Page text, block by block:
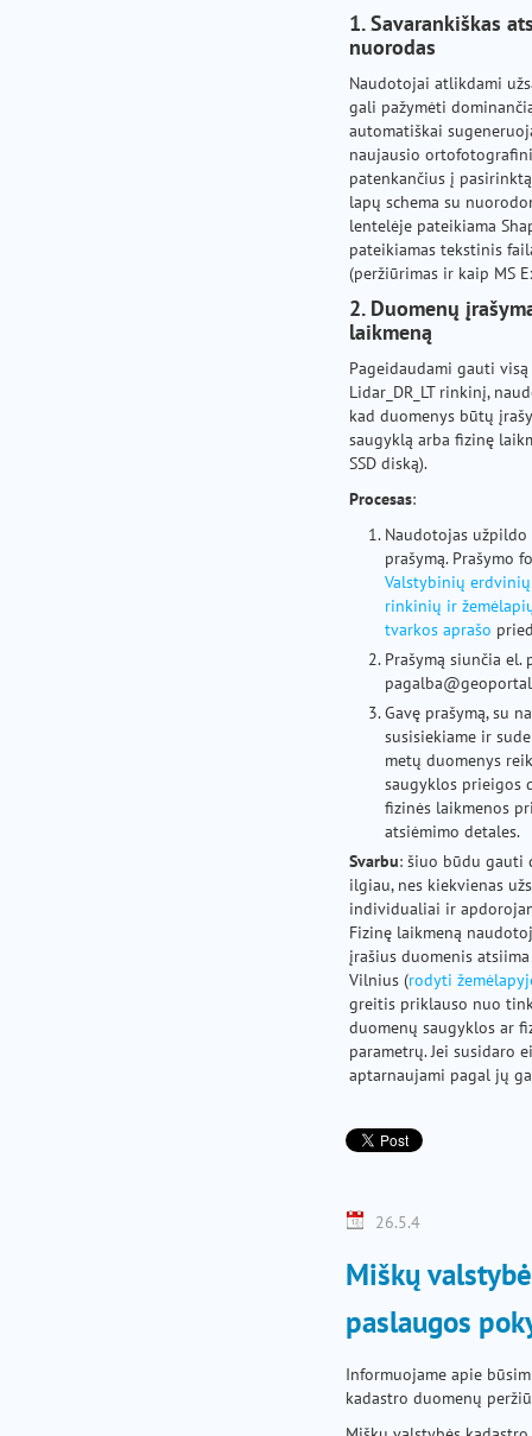
1. Savarankiškas
nuorodas
Naudotojai atlikdami
gali pažymėti
automatiškai
naujausio
patenkančius į
lapų schema su
lentelėje pateikiama
pateikiamas tekstinis
(peržiūrimas ir kaip MS
2. Duomenų
laikmeną
Pageidaudami gauti
Lidar_DR_LT rinkinį,
kad duomenys būtų
saugyklą arba fizinę
SSD diską).
Procesas:
Naudotojas
prašymą. Prašymo
Valstybinių
rinkinių ir
tvarkos aprašo
Prašymą siunčia el.
Gavę prašymą, su
susisiekiame ir
metų duomenys
saugyklos prieigos
fizinės laikmenos
atsiėmimo detales.
Svarbu: šiuo būdu gauti
ilgiau, nes kiekvienas
individualiai ir
Fizinę laikmeną
įrašius duomenis
Vilnius (rodyti
greitis priklauso nuo
duomenų saugyklos ar
parametrų. Jei susidaro
aptarnaujami pagal jų
26.5.4
Miškų
paslaugos
Informuojame apie
kadastro duomenų